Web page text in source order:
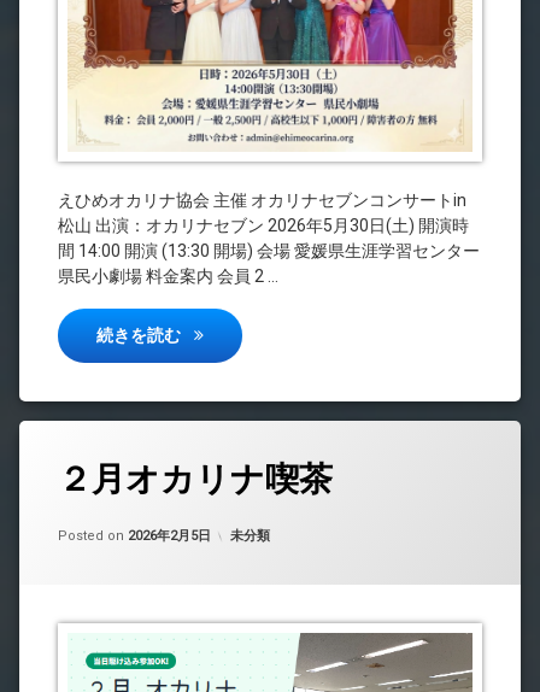
えひめオカリナ協会 主催 オカリナセブンコンサートin
松山 出演：オカリナセブン 2026年5月30日(土) 開演時
間 14:00 開演 (13:30 開場) 会場 愛媛県生涯学習センター
県民小劇場 料金案内 会員 2 …
続きを読む オカリナセブンコンサートin松山（チケット
２月オカリナ喫茶
Posted on 2026年2月5日
Updated on
by中島 昇平
カテゴリー:
未分類
コ
メ
ト
ぞ
(２